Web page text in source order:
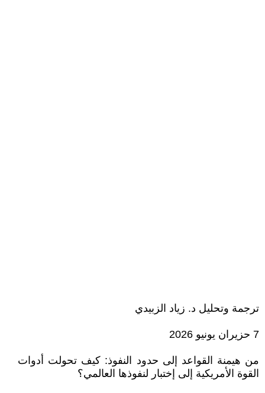
ترجمة وتحليل د. زياد الزبيدي
7 حزيران يونيو 2026
من هيمنة القواعد إلى حدود النفوذ: كيف تحولت أدوات
القوة الأمريكية إلى إختبار لنفوذها العالمي؟